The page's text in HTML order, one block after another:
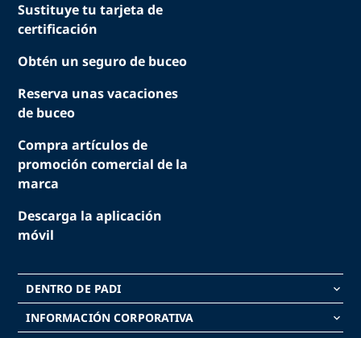
Sustituye tu tarjeta de
certificación
Obtén un seguro de buceo
Reserva unas vacaciones
de buceo
Compra artículos de
promoción comercial de la
marca
Descarga la aplicación
móvil
DENTRO DE PADI keyboard_arrow_down
INFORMACIÓN CORPORATIVA keyboard_arrow_down